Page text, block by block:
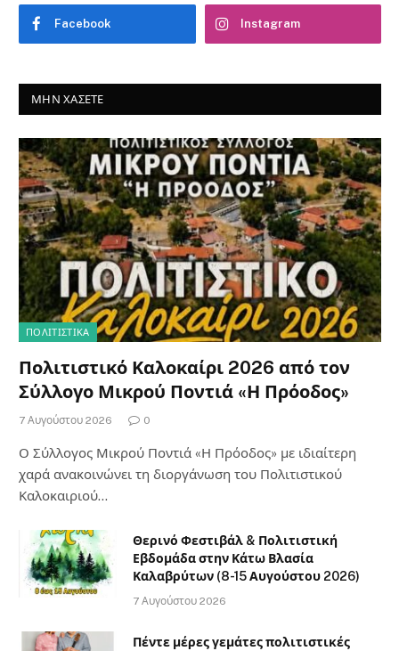
Facebook Instagram
ΜΗΝ ΧΆΣΕΤΕ
ΠΟΛΙΤΙΣΤΙΚΑ
Πολιτιστικό Καλοκαίρι 2026 από τον
Σύλλογο Μικρού Ποντιά «Η Πρόοδος»
7 Αυγούστου 2026 0
Ο Σύλλογος Μικρού Ποντιά «Η Πρόοδος» με ιδιαίτερη
χαρά ανακοινώνει τη διοργάνωση του Πολιτιστικού
Καλοκαιριού…
Θερινό Φεστιβάλ & Πολιτιστική
Εβδομάδα στην Κάτω Βλασία
Καλαβρύτων (8-15 Αυγούστου 2026)
7 Αυγούστου 2026
Πέντε μέρες γεμάτες πολιτιστικές